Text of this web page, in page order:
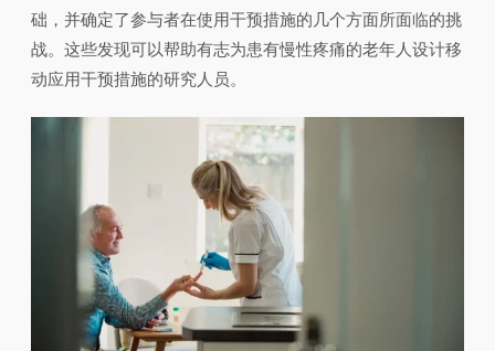
础，并确定了参与者在使用干预措施的几个方面所面临的挑
战。这些发现可以帮助有志为患有慢性疼痛的老年人设计移
动应用干预措施的研究人员。